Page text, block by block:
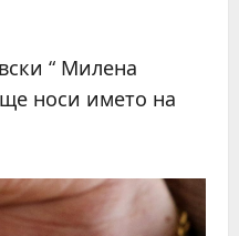
“ Милена
носи името на